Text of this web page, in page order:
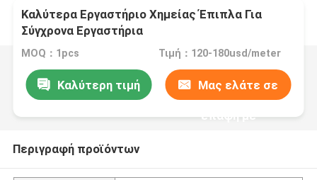
Καλύτερα Εργαστήριο Χημείας Έπιπλα Για
Σύγχρονα Εργαστήρια
MOQ：1pcs Τιμή：120-180usd/meter
Καλύτερη τιμή Μας ελάτε σε
επαφή με
Περιγραφή προϊόντων